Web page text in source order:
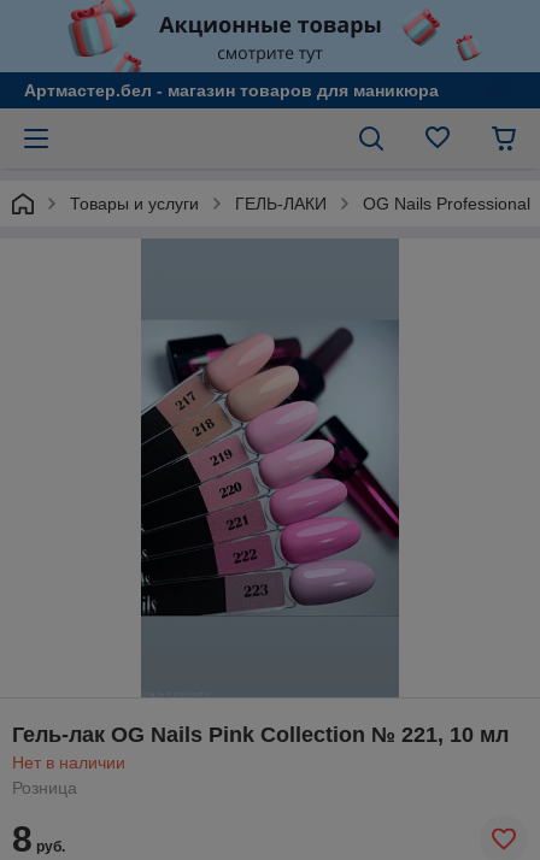
Артмастер.бел - магазин товаров для маникюра
Товары и услуги ГЕЛЬ-ЛАКИ OG Nails Professional
Гель-лак OG Nails Pink Collection № 221, 10 мл
Нет в наличии
Розница
8 руб.